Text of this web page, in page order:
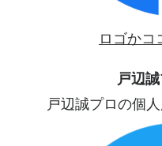
ロゴかコ
戸辺
戸辺誠プロの個